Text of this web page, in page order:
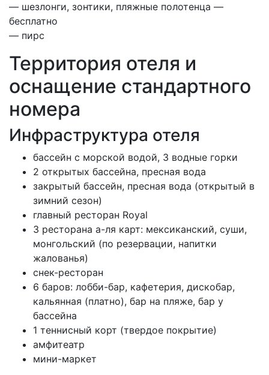
— шезлонги, зонтики, пляжные полотенца —
бесплатно
— пирс
Территория отеля и
оснащение стандартного
номера
Инфраструктура отеля
бассейн с морской водой, 3 водные горки
2 открытых бассейна, пресная вода
закрытый бассейн, пресная вода (открытый в
зимний сезон)
главный ресторан Royal
3 ресторана а-ля карт: мексиканский, суши,
монгольский (по резервации, напитки
жалованья)
снек-ресторан
6 баров: лобби-бар, кафетерия, дискобар,
кальянная (платно), бар на пляже, бар у
бассейна
1 теннисный корт (твердое покрытие)
амфитеатр
мини-маркет